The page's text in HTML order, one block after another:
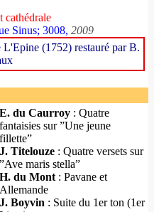
cathédrale
Sinus; 3008, 2009
L'Epine (1752) restauré par B.
E. du Caurroy : Quatre
fantaisies sur ”Une jeune
fillette”
J. Titelouze : Quatre versets sur
”Ave maris stella”
H. du Mont : Pavane et
Allemande
J. Boyvin : Suite du 1er ton (1er